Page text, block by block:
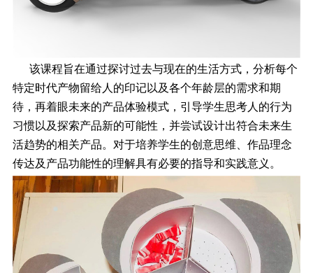
该课程旨在通过探讨过去与现在的生活方式，分析每个
特定时代产物留给人的印记以及各个年龄层的需求和期
待，再着眼未来的产品体验模式，引导学生思考人的行为
习惯以及探索产品新的可能性，并尝试设计出符合未来生
活趋势的相关产品。对于培养学生的创意思维、作品理念
传达及产品功能性的理解具有必要的指导和实践意义。